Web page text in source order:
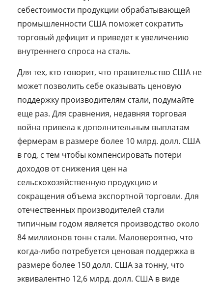
себестоимости продукции обрабатывающей
промышленности США поможет сократить
торговый дефицит и приведет к увеличению
внутреннего спроса на сталь.
Для тех, кто говорит, что правительство США не
может позволить себе оказывать ценовую
поддержку производителям стали, подумайте
еще раз. Для сравнения, недавняя торговая
война привела к дополнительным выплатам
фермерам в размере более 10 млрд. долл. США
в год, с тем чтобы компенсировать потери
доходов от снижения цен на
сельскохозяйственную продукцию и
сокращения объема экспортной торговли. Для
отечественных производителей стали
типичным годом является производство около
84 миллионов тонн стали. Маловероятно, что
когда-либо потребуется ценовая поддержка в
размере более 150 долл. США за тонну, что
эквивалентно 12,6 млрд. долл. США в виде